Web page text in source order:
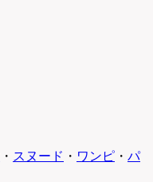
・ スヌード ・ ワンピ ・ パ